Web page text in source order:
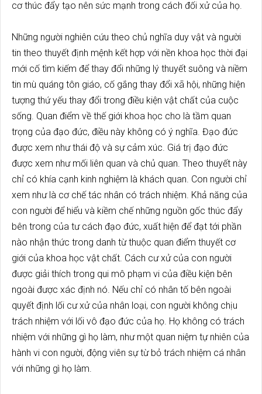
cơ thúc đẩy tạo nên sức mạnh trong cách đối xử của họ.
Những người nghiên cứu theo chủ nghĩa duy vật và người
tin theo thuyết định mệnh kết hợp với nền khoa học thời đại
mới cố tìm kiếm để thay đổi những lý thuyết suông và niềm
tin mù quáng tôn giáo, cố gắng thay đổi xã hội, những hiện
tượng thứ yếu thay đổi trong điều kiện vật chất của cuộc
sống. Quan điểm về thế giới khoa học cho là tầm quan
trọng của đạo đức, điều này không có ý nghĩa. Đạo đức
được xem như thái độ và sự cảm xúc. Giá trị đạo đức
được xem như mối liên quan và chủ quan. Theo thuyết này
chỉ có khía cạnh kinh nghiệm là khách quan. Con người chỉ
xem như là cơ chế tác nhân có trách nhiệm. Khả năng của
con người để hiểu và kiềm chế những nguồn gốc thúc đẩy
bên trong của tư cách đạo đức, xuất hiện để đạt tới phần
nào nhận thức trong danh từ thuộc quan điểm thuyết cơ
giới của khoa học vật chất. Cách cư xử của con người
được giải thích trong qui mô phạm vi của điều kiện bên
ngoài được xác định nó. Nếu chỉ có nhân tố bên ngoài
quyết định lối cư xử của nhân loại, con người không chịu
trách nhiệm với lối vô đạo đức của họ. Họ không có trách
nhiệm với những gì họ làm, như một quan niệm tự nhiên của
hành vi con người, động viên sự từ bỏ trách nhiệm cá nhân
với những gì họ làm.